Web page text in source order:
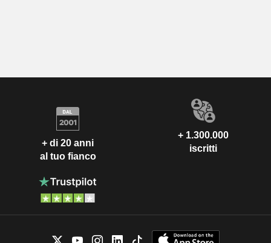
+ di 20 anni
al tuo fianco
+ 1.300.000
iscritti